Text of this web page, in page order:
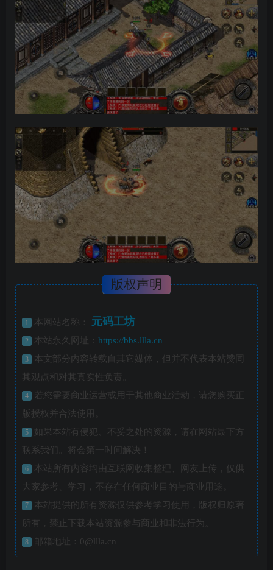
版权声明
1 本网站名称： 元码工坊
2 本站永久网址： https://bbs.llla.cn
3
本文部分内容转载自其它媒体，但并不代表本站赞同
其观点和对其真实性负责。
4
若您需要商业运营或用于其他商业活动，请您购买正
版授权并合法使用。
5
如果本站有侵犯、不妥之处的资源，请在网站最下方
联系我们。将会第一时间解决！
6
本站所有内容均由互联网收集整理、网友上传，仅供
大家参考、学习，不存在任何商业目的与商业用途。
7
本站提供的所有资源仅供参考学习使用，版权归原著
所有，禁止下载本站资源参与商业和非法行为。
8 邮箱地址：0@llla.cn